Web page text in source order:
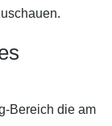
Bereich die am